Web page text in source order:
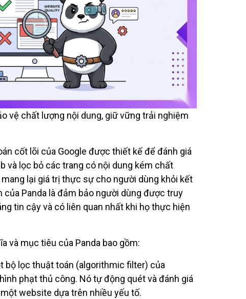
vệ chất lượng nội dung, giữ vững trải nghiệm
cốt lõi của Google được thiết kế để đánh giá
và lọc bỏ các trang có nội dung kém chất
mang lại giá trị thực sự cho người dùng khỏi kết
Panda là đảm bảo người dùng được truy
tin cậy và có liên quan nhất khi họ thực hiện
và mục tiêu của Panda bao gồm:
bộ lọc thuật toán (algorithmic filter) của
phạt thủ công. Nó tự động quét và đánh giá
website dựa trên nhiều yếu tố.